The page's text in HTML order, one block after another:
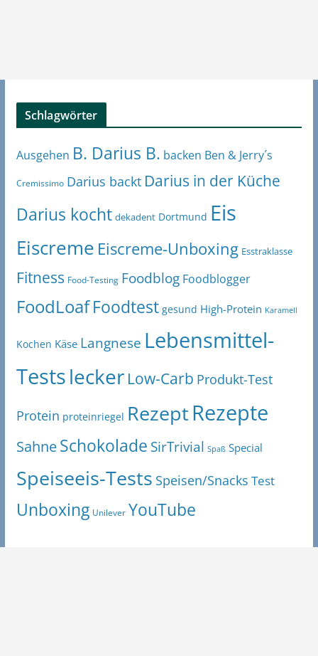
Schlagwörter
Ausgehen B. Darius B. backen Ben & Jerry´s
Cremissimo Darius backt Darius in der Küche
Darius kocht dekadent Dortmund Eis
Eiscreme Eiscreme-Unboxing Esstraklasse
Fitness Food-Testing Foodblog Foodblogger
FoodLoaf Foodtest gesund High-Protein Karamell
Kochen Käse Langnese Lebensmittel-
Testslecker Low-Carb Produkt-Test
Protein proteinriegel RezeptRezepte
SahneSchokolade SirTrivial Spaß Special
Speiseeis-Tests Speisen/Snacks Test
Unboxing Unilever YouTube